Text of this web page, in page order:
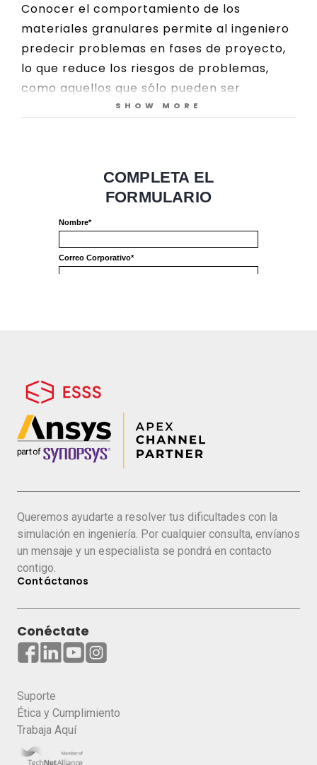
Conocer el comportamiento de los
materiales granulares permite al ingeniero
predecir problemas en fases de proyecto,
lo que reduce los riesgos de problemas,
como aquellos que sólo pueden ser
detectados después del inicio de las
y simular el comportamiento estático y
dinámico utilizando herramientas CAE,
como Rocky DEM.
Este webinar presentará la poderosa y
aplicables a estos.
TEMAS
Configuración de una planta industrial típica
Equipos de manipulación de materiales
Puntos de Transferencia
Correas Transportadoras
Equipamiento de Molienda
Normas aplicables para el cálculo de cargas
Métodos analíticos y numéricos para cálculo
de cargas
Problemas comunes del transporte de
materiales
Uso de la herramienta Rocky DEM para ilustrar
un estudio de caso:
Construcción de un setup, haciendo los
principales ajustes para ejecutar una
SHOW MORE
Queremos ayudarte a resolver tus dificultades con la
simulación en ingeniería. Por cualquier consulta, envíanos
un mensaje y un especialista se pondrá en contacto
contigo.
Contáctanos
Conéctate
Suporte
Ética y Cumplimiento
Trabaja Aquí